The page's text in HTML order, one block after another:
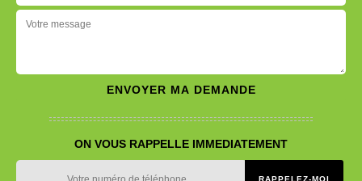
ON VOUS RAPPELLE IMMEDIATEMENT